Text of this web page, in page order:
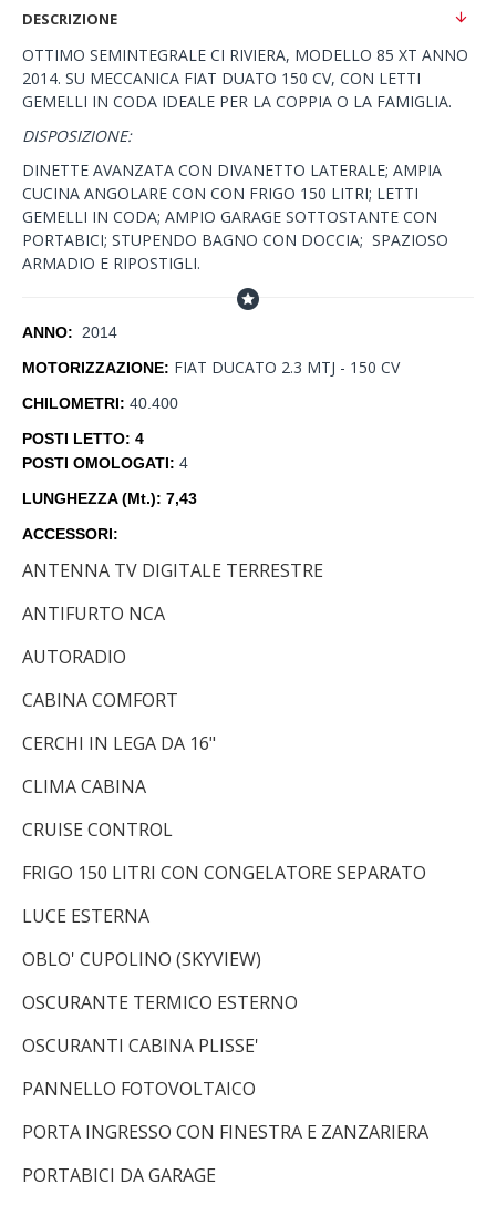
DESCRIZIONE
OTTIMO SEMINTEGRALE CI RIVIERA, MODELLO 85 XT ANNO
2014. SU MECCANICA FIAT DUATO 150 CV, CON LETTI
GEMELLI IN CODA IDEALE PER LA COPPIA O LA FAMIGLIA.
DISPOSIZIONE:
DINETTE AVANZATA CON DIVANETTO LATERALE; AMPIA
CUCINA ANGOLARE CON CON FRIGO 150 LITRI; LETTI
GEMELLI IN CODA; AMPIO GARAGE SOTTOSTANTE CON
PORTABICI; STUPENDO BAGNO CON DOCCIA; SPAZIOSO
ARMADIO E RIPOSTIGLI.
ANNO: 2014
MOTORIZZAZIONE: FIAT DUCATO 2.3 MTJ - 150 CV
CHILOMETRI: 40.400
POSTI LETTO: 4
POSTI OMOLOGATI: 4
LUNGHEZZA (Mt.): 7,43
ACCESSORI:
ANTENNA TV DIGITALE TERRESTRE
ANTIFURTO NCA
AUTORADIO
CABINA COMFORT
CERCHI IN LEGA DA 16"
CLIMA CABINA
CRUISE CONTROL
FRIGO 150 LITRI CON CONGELATORE SEPARATO
LUCE ESTERNA
OBLO' CUPOLINO (SKYVIEW)
OSCURANTE TERMICO ESTERNO
OSCURANTI CABINA PLISSE'
PANNELLO FOTOVOLTAICO
PORTA INGRESSO CON FINESTRA E ZANZARIERA
PORTABICI DA GARAGE